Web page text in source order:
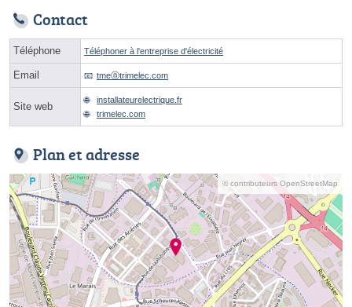
Contact
Téléphone Téléphoner à l'entreprise d'électricité
Email tmeⓐtrimelec.com
Site web
installateurelectrique.fr
trimelec.com
Plan et adresse
© contributeurs OpenStreetMap